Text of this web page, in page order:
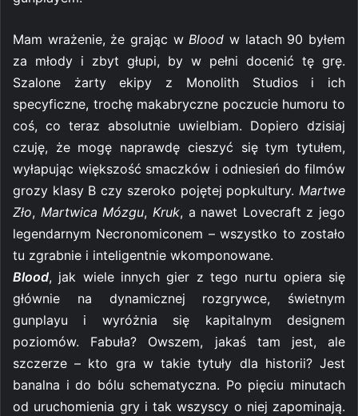
Mam wrażenie, że grając wBlood w latach 90 byłem
za młody i zbyt głupi, by w pełni docenić tę grę.
Szalone żarty ekipy z Monolith Studios i ich
specyficzne, trochę makabryczne poczucie humoru to
coś, co teraz absolutnie uwielbiam. Dopiero dzisiaj
czuję, że mogę naprawdę cieszyć się tym tytułem,
wyłapując większość smaczków i odniesień do filmów
grozy klasy B czy szeroko pojętej popkultury. Martwe
Zło, Martwica Mózgu, Kruk, a nawet Lovecraft z jego
legendarnym Necronomiconem – wszystko to zostało
tu zgrabnie i inteligentnie wkomponowane.
Blood, jak wiele innych gier z tego nurtu opiera się
głównie na dynamicznej rozgrywce, świetnym
gunplayu i wyróżnia się kapitalnym designem
poziomów. Fabuła? Owszem, jakaś tam jest, ale
szczerze – kto gra w takie tytuły dla historii? Jest
banalna i do bólu schematyczna. Po pięciu minutach
od uruchomienia gry i tak wszyscy o niej zapominają.